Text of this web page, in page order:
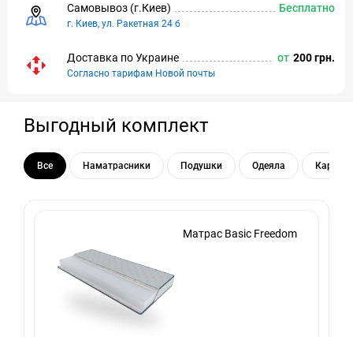
Самовывоз (г.Киeв)
г. Киев, ул. Ракетная 24 б
Бесплатно
Доставка по Украине
Согласно тарифам Новой почты
от 200 грн.
Выгодный комплект
Все Наматрасники Подушки Одеяла Каркас
Матрас Basic Freedom